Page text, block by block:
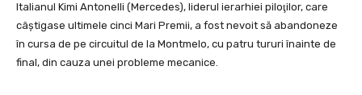
Italianul Kimi Antonelli (Mercedes), liderul ierarhiei piloţilor, care
câştigase ultimele cinci Mari Premii, a fost nevoit să abandoneze
în cursa de pe circuitul de la Montmelo, cu patru tururi înainte de
final, din cauza unei probleme mecanice.